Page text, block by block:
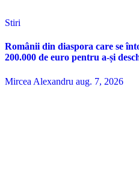
Stiri
Românii din diaspora care se
200.000 de euro pentru a-și
Mircea Alexandru aug. 7, 2026